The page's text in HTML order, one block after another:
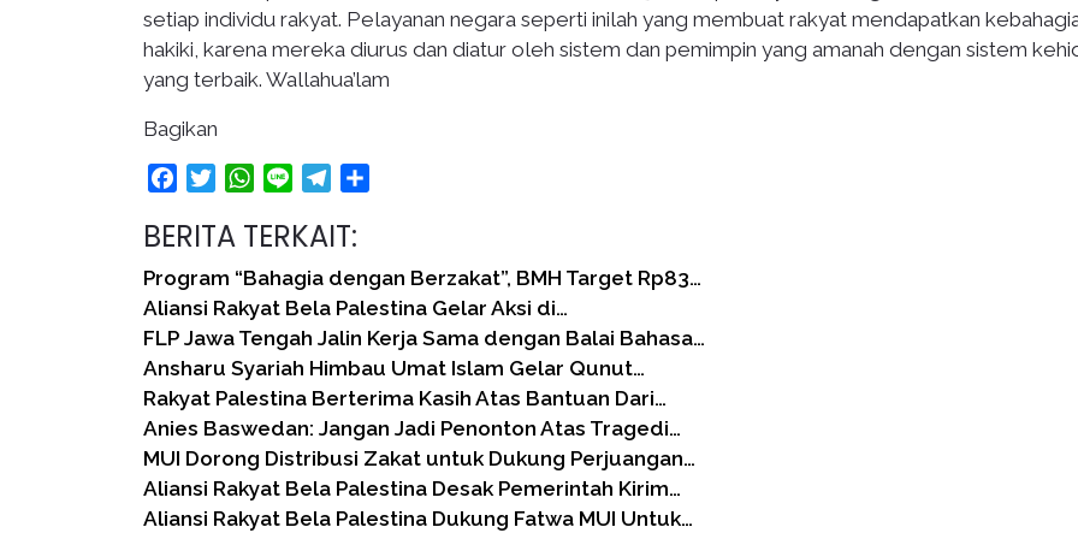
setiap individu rakyat. Pelayanan negara seperti inilah yang membuat rakyat mendapatkan
hakiki, karena mereka diurus dan diatur oleh sistem dan pemimpin yang amanah dengan sistem
yang terbaik. Wallahua’lam
Bagikan
FacebookTwitterWhatsApp
Line Telegram
BERITA TERKAIT:
Program “Bahagia dengan Berzakat”, BMH Target Rp83…
Aliansi Rakyat Bela Palestina Gelar Aksi di…
FLP Jawa Tengah Jalin Kerja Sama dengan Balai Bahasa…
Ansharu Syariah Himbau Umat Islam Gelar Qunut…
Rakyat Palestina Berterima Kasih Atas Bantuan Dari…
Anies Baswedan: Jangan Jadi Penonton Atas Tragedi…
MUI Dorong Distribusi Zakat untuk Dukung Perjuangan…
Aliansi Rakyat Bela Palestina Desak Pemerintah Kirim…
Aliansi Rakyat Bela Palestina Dukung Fatwa MUI Untuk…